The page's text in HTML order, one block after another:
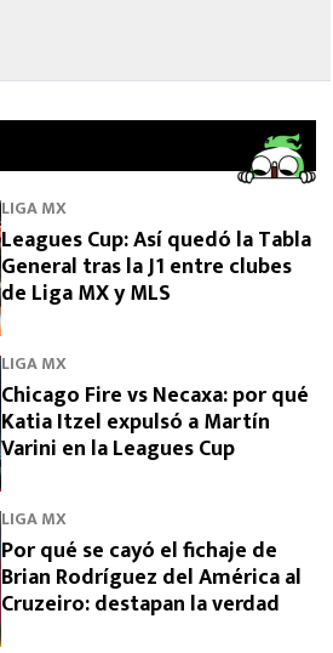
LIGA MX
Leagues Cup: Así quedó la Tabla
General tras la J1 entre clubes
de Liga MX y MLS
LIGA MX
Chicago Fire vs Necaxa: por qué
Katia Itzel expulsó a Martín
Varini en la Leagues Cup
LIGA MX
Por qué se cayó el fichaje de
Brian Rodríguez del América al
Cruzeiro: destapan la verdad